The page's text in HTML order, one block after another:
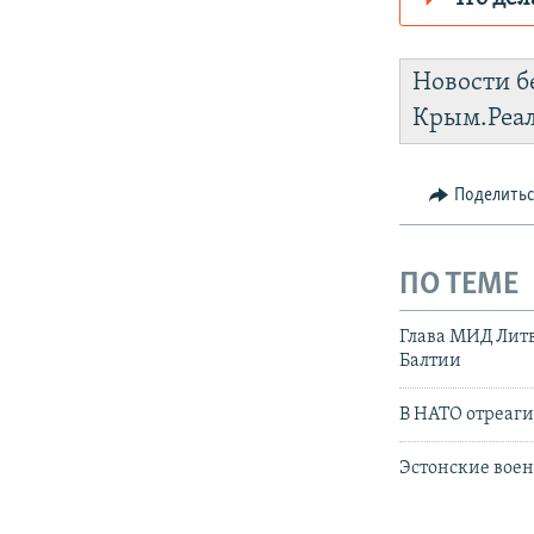
Новости
ПО ТЕМЕ
Глава МИД
Балтии
В НАТО
Эстонские